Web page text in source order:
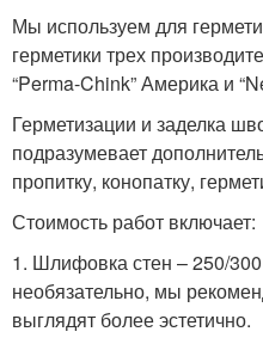
Мы используем для
герметики трех
“Perma-Chink” Америка и
Герметизации и заделка
подразумевает
пропитку, конопатку,
Стоимость работ включает:
1. Шлифовка стен – 250/
необязательно, мы
выглядят более эстетично.